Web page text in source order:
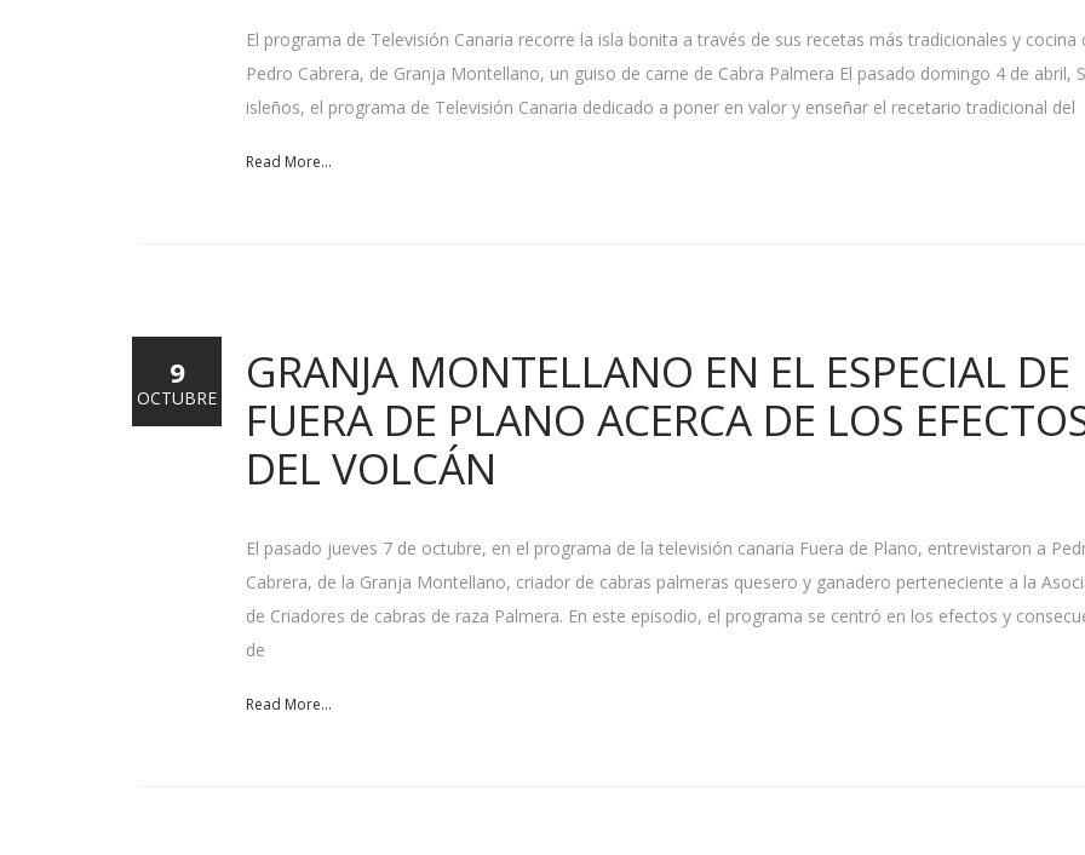
El programa de Televisión Canaria recorre la isla bonita a través de sus recetas más tradicionales y cocina
Pedro Cabrera, de Granja Montellano, un guiso de carne de Cabra Palmera El pasado domingo 4 de abril,
isleños, el programa de Televisión Canaria dedicado a poner en valor y enseñar el recetario tradicional del
Read More...
GRANJA MONTELLANO EN EL ESPECIAL DE
FUERA DE PLANO ACERCA DE LOS
DEL VOLCÁN
El pasado jueves 7 de octubre, en el programa de la televisión canaria Fuera de Plano, entrevistaron a
Cabrera, de la Granja Montellano, criador de cabras palmeras quesero y ganadero perteneciente a la
de Criadores de cabras de raza Palmera. En este episodio, el programa se centró en los efectos y
de
Read More...
9
OCTUBRE